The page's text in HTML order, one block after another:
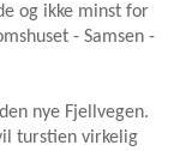
og ikke minst for
- Samsen -
nye Fjellvegen.
turstien virkelig